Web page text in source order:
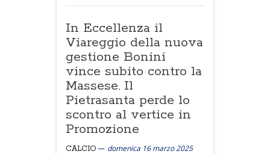
In Eccellenza il
Viareggio della nuova
gestione Bonini
vince subito contro la
Massese. Il
Pietrasanta perde lo
scontro al vertice in
Promozione
CALCIO
domenica 16 marzo 2025